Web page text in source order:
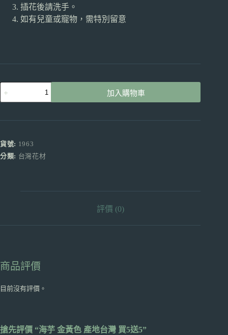
插花後請洗手。
如有兒童或寵物，需特別留意
黃
產
地
加入購物車
貨號: 1963
分類: 台灣花材
評價 (0)
商品評價
目前沒有評價。
搶先評價 “海芋 金黃色 產地台灣 買5送5”